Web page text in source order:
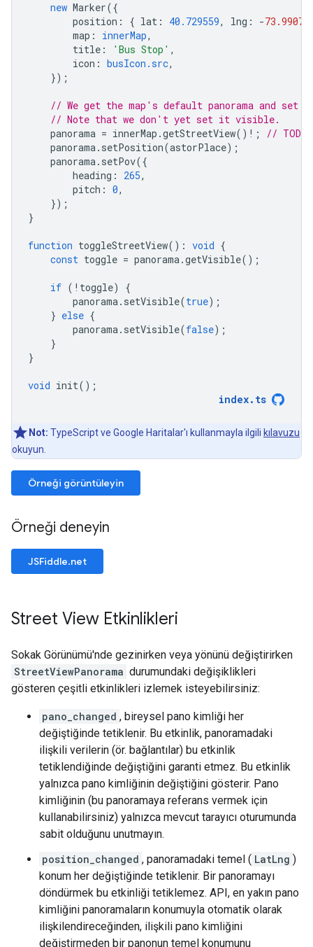
new Marker({
position : { lat : 40.729559, lng : -
map : innerMap,
title : 'Bus Stop' ,
icon : busIcon.src,
});
// We get the map's default panorama and set
// Note that we don't yet set it visible.
panorama = innerMap .getStreetView() ! ;
//
panorama. setPosition(astorPlace);
panorama. setPov({
heading : 265,
pitch : 0,
});
}
function toggleStreetView() : void {
const toggle = panorama.getVisible();
if ( ! toggle)
{
panorama. setVisible(true);
} else {
panorama. setVisible(false);
}
}
void init();
index. ts
Not: TypeScript ve Google Haritalar'ı kullanmayla ilgili kılavuzu
okuyun.
Örneği görüntüleyin
Örneği deneyin
JSFiddle.net
Street View Etkinlikleri
Sokak Görünümü'nde gezinirken veya yönünü değiştirirken
StreetViewPanorama durumundaki değişiklikleri
gösteren çeşitli etkinlikleri izlemek isteyebilirsiniz:
pano_changed , bireysel pano kimliği her
değiştiğinde tetiklenir. Bu etkinlik, panoramadaki
ilişkili verilerin (ör. bağlantılar) bu etkinlik
tetiklendiğinde değiştiğini garanti etmez. Bu etkinlik
yalnızca pano kimliğinin değiştiğini gösterir. Pano
kimliğinin (bu panoramaya referans vermek için
kullanabilirsiniz) yalnızca mevcut tarayıcı oturumunda
sabit olduğunu unutmayın.
position_changed , panoramadaki temel ( LatLng )
konum her değiştiğinde tetiklenir. Bir panoramayı
döndürmek bu etkinliği tetiklemez. API, en yakın pano
kimliğini panoramaların konumuyla otomatik olarak
ilişkilendireceğinden, ilişkili pano kimliğini
değiştirmeden bir panonun temel konumunu